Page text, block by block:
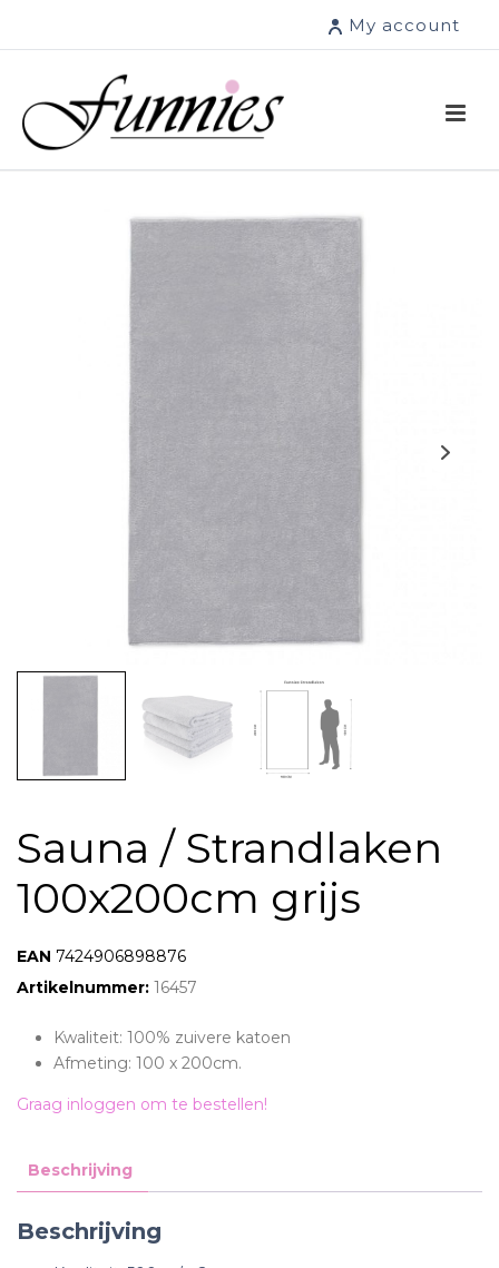
My account
Sauna / Strandlaken
100x200cm grijs
7424906898876
7424906898876
Artikelnummer: 16457
Kwaliteit: 100% zuivere katoen
Afmeting: 100 x 200cm.
Graag inloggen om te bestellen!
Beschrijving
Beschrijving